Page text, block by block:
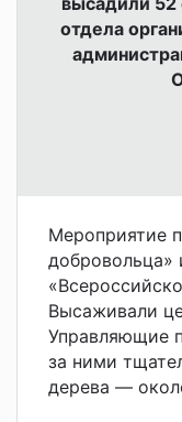
отдела
Мероприятие
добровольца»
Высаживали
Управляющие
за ними
дерева —